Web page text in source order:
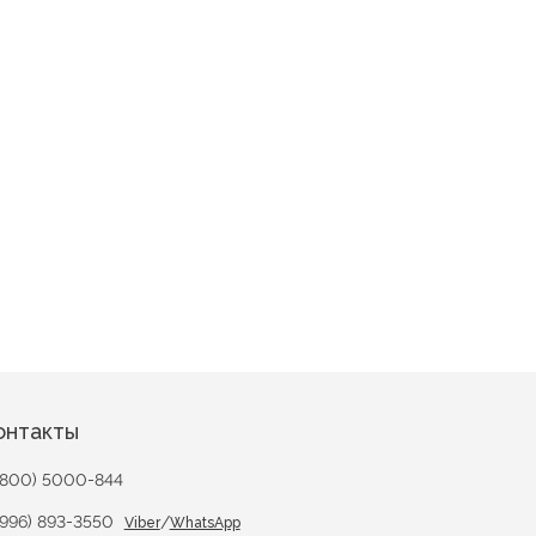
5000-844
893-3550 Viber/WhatsApp